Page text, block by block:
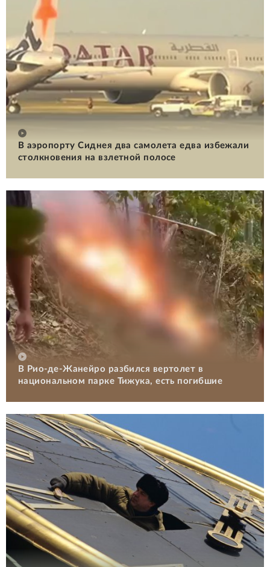
В аэропорту Сиднея два самолета едва избежали
столкновения на взлетной полосе
В Рио-де-Жанейро разбился вертолет в
национальном парке Тижука, есть погибшие